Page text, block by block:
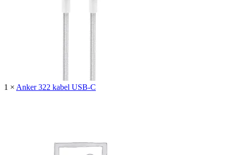
1 × Anker 322 kabel USB-C